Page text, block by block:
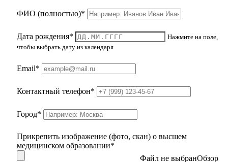
ФИО (полностью)*
Дата рождения*
Нажмите на поле,
чтобы выбрать дату из календаря
Email*
Контактный телефон*
Город*
Прикрепить изображение (фото, скан) о высшем
медицинском образовании*
Файл не выбран